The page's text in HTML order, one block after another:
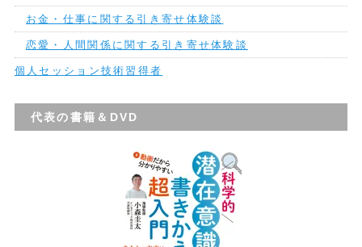
お金・仕事に関する引き寄せ体験談
恋愛・人間関係に関する引き寄せ体験談
個人セッション技術習得者
代表の書籍＆DVD